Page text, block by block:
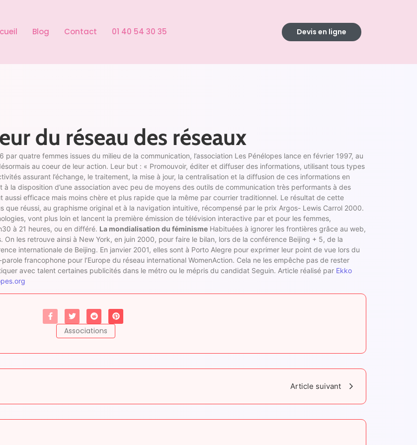
Blog Contact 01 40 54 30 35 Devis en ligne
du réseau des réseaux
par quatre femmes issues du milieu de la communication, l’association Les Pénélopes lance en février 1997, au
au coeur de leur action. Leur but : « Promouvoir, éditer et diffuser des informations, utilisant tous types
assurant l’échange, le traitement, la mise à jour, la centralisation et la diffusion de ces informations en
la disposition d’une association avec peu de moyens des outils de communication très performants à des
efficace mais moins chère et plus rapide que la même par courrier traditionnel. Le résultat de cette
que réussi, au graphisme original et à la navigation intuitive, récompensé par le prix Argos- Lewis Carrol 2000.
vont plus loin et lancent la première émission de télévision interactive par et pour les femmes,
à 21 heures, ou en différé. La mondialisation du féminisme Habituées à ignorer les frontières grâce au web,
les retrouve ainsi à New York, en juin 2000, pour faire le bilan, lors de la conférence Beijing + 5, de la
internationale de Beijing. En janvier 2001, elles sont à Porto Alegre pour exprimer leur point de vue lors du
francophone pour l’Europe du réseau international WomenAction. Cela ne les empêche pas de rester
avec talent certaines publicités dans le métro ou le mépris du candidat Seguin. Article réalisé par Ekko
Associations
Article suivant